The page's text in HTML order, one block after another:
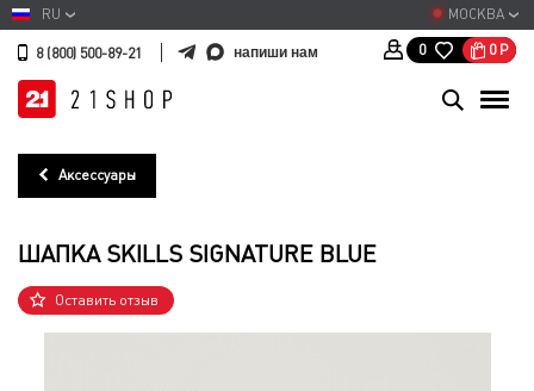
МОСКВА
RU
8 (800) 500-89-21 напиши нам 0 0 Р
Аксессуары
ШАПКА SKILLS SIGNATURE BLUE
Оставить отзыв